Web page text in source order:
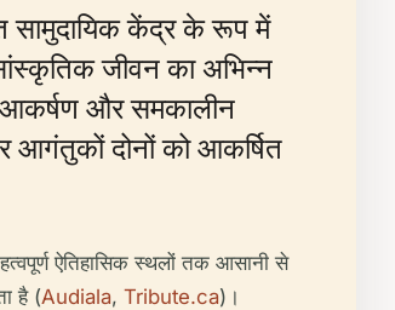
सामुदायिक केंद्र के रूप में
जीवन का अभिन्न
आकर्षण और समकालीन
आगंतुकों दोनों को आकर्षित
ऐतिहासिक स्थलों तक आसानी से
है (Audiala, Tribute.ca)।